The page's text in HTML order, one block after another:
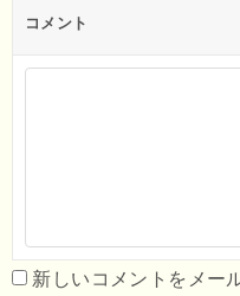
コメント
新しいコメントをメー